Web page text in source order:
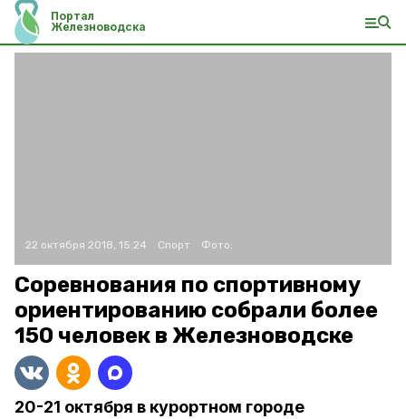
Портал
Железноводска
22 октября 2018, 15:24 Спорт Фото:
Соревнования по спортивному
ориентированию собрали более
150 человек в Железноводске
20-21 октября в курортном городе